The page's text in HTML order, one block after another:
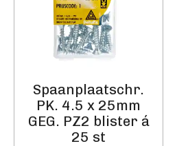
Spaanplaatschr.
PK. 4.5 x 25mm
GEG. PZ2 blister á
25 st